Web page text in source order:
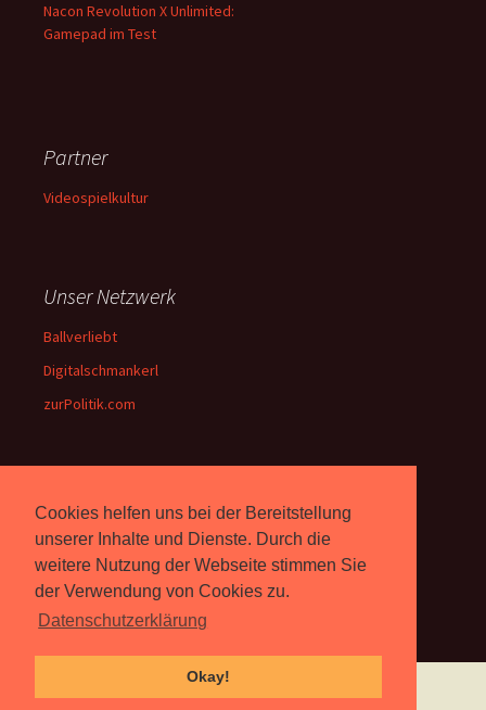
Cookies helfen uns bei der Bereitstellung
unserer Inhalte und Dienste. Durch die
weitere Nutzung der Webseite stimmen Sie
der Verwendung von Cookies zu.
Datenschutzerklärung
Okay!
Nacon Revolution X Unlimited:
Gamepad im Test
Partner
Videospielkultur
Unser Netzwerk
Ballverliebt
Digitalschmankerl
zurPolitik.com
Über Uns
Rebell.atberichtet seit 2003
unabhängig über Computer-
und Videospiele. (Impressum)